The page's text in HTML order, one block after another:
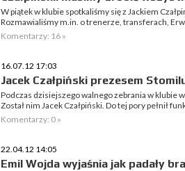
W piątek w klubie spotkaliśmy się z Jackiem
Rozmawialiśmy m.in. o trenerze, transferach,
Komentarzy: 16 »
16.07.12 17:03
Jacek Czałpiński prezesem
Podczas dzisiejszego walnego zebrania w klubie
Został nim Jacek Czałpiński. Do tej pory pełnił
Komentarzy: 0 »
22.04.12 14:05
Emil Wojda wyjaśnia jak padały